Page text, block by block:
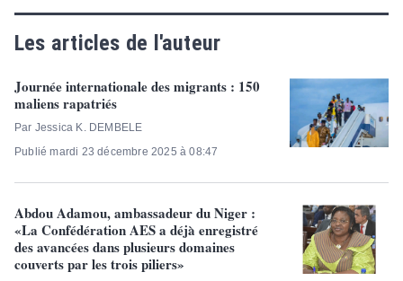
Les articles de l'auteur
Journée internationale des migrants : 150
maliens rapatriés
Par Jessica K. DEMBELE
Publié mardi 23 décembre 2025 à 08:47
Abdou Adamou, ambassadeur du Niger :
«La Confédération AES a déjà enregistré
des avancées dans plusieurs domaines
couverts par les trois piliers»